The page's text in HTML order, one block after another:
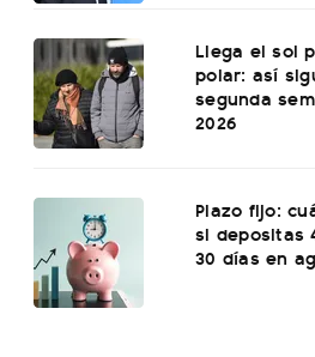
Llega el sol
polar: así
segunda
2026
Plazo fijo:
si depositas
30 días en